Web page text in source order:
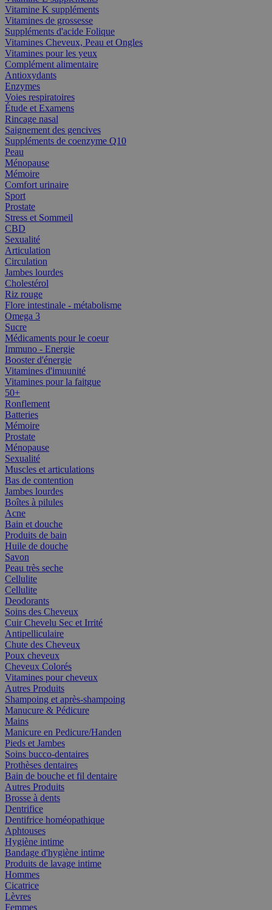
Vitamine K suppléments
Vitamines de grossesse
Suppléments d'acide Folique
Vitamines Cheveux, Peau et Ongles
Vitamines pour les yeux
Complément alimentaire
Antioxydants
Enzymes
Voies respiratoires
Étude et Examens
Rincage nasal
Saignement des gencives
Suppléments de coenzyme Q10
Peau
Ménopause
Mémoire
Comfort urinaire
Sport
Prostate
Stress et Sommeil
CBD
Sexualité
Articulation
Circulation
Jambes lourdes
Cholestérol
Riz rouge
Flore intestinale - métabolisme
Omega 3
Sucre
Médicaments pour le coeur
Immuno - Energie
Booster d'énergie
Vitamines d'imuunité
Vitamines pour la faitgue
50+
Ronflement
Batteries
Mémoire
Prostate
Ménopause
Sexualité
Muscles et articulations
Bas de contention
Jambes lourdes
Boîtes à pilules
Acne
Bain et douche
Produits de bain
Huile de douche
Savon
Peau très seche
Cellulite
Cellulite
Deodorants
Soins des Cheveux
Cuir Chevelu Sec et Irrité
Antipelliculaire
Chute des Cheveux
Poux cheveux
Cheveux Colorés
Vitamines pour cheveux
Autres Produits
Shampoing et après-shampoing
Manucure & Pédicure
Mains
Manicure en Pedicure/Handen
Pieds et Jambes
Soins bucco-dentaires
Prothèses dentaires
Bain de bouche et fil dentaire
Autres Produits
Brosse à dents
Dentrifice
Dentifrice homéopathique
Aphtouses
Hygiène intime
Bandage d'hygiène intime
Produits de lavage intime
Hommes
Cicatrice
Lèvres
Femmes